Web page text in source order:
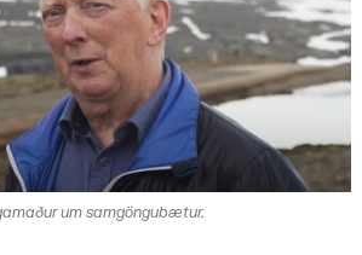
um samgöngubætur.